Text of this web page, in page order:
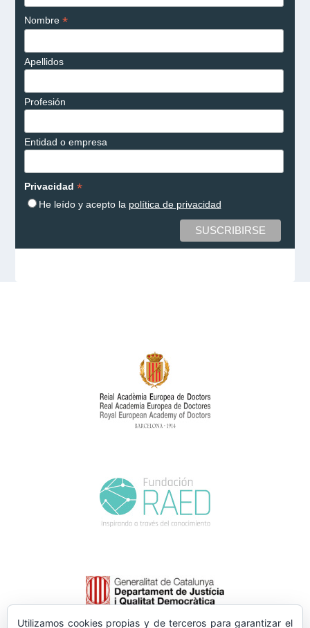
Nombre *
Apellidos
Profesión
Entidad o empresa
Privacidad *
He leído y acepto la política de privacidad
Utilizamos cookies propias y de terceros para garantizar el